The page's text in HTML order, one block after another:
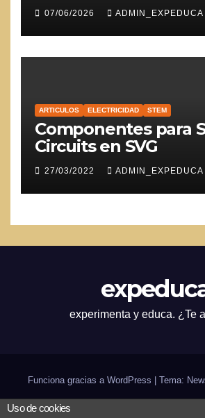
07/06/2026 ADMIN_EXPEDUCA
ARTICULOS ELECTRICIDAD STEM
Componentes para
Circuits en SVG
27/03/2022 ADMIN_EXPEDUCA
experimenta y educa. ¿Te
Funciona gracias a WordPress Tema:
Inicio ¿expeduca?
Uso de cookies